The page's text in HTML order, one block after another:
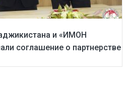
и «ИМОН
соглашение о партнерстве